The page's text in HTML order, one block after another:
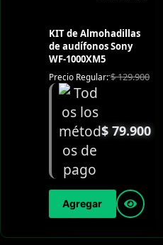
KIT de Almohadillas
de audífonos Sony
WF-1000XM5
Precio Regular:$129.900
$79.900
Agregar